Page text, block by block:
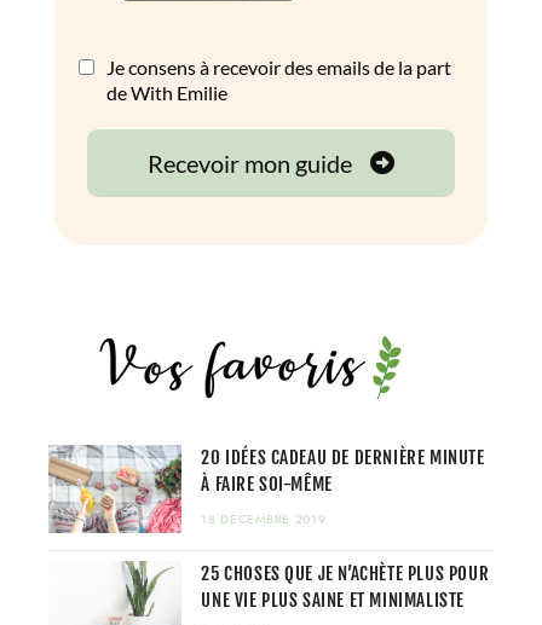
20 IDÉES CADEAU DE DERNIÈRE MINUTE
À FAIRE SOI-MÊME
18 DÉCEMBRE 2019
25 CHOSES QUE JE N’ACHÈTE PLUS POUR
UNE VIE PLUS SAINE ET MINIMALISTE